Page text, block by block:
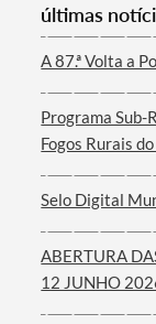
últimas
A 87.ª Volta a
Programa Sub-
Fogos Rurais
Selo Digital
ABERTURA
12 JUNHO